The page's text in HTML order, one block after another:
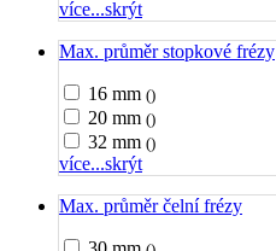
více...skrýt
Max. průměr stopkové frézy
16 mm ()
20 mm ()
32 mm ()
více...skrýt
Max. průměr čelní frézy